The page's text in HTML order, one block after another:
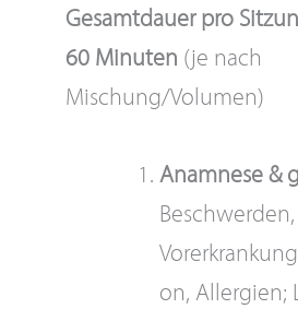
Gesamtdauer pro
60 Minuten (je nach
Mischung/Volumen)
Anamnese &
on, Allergien;